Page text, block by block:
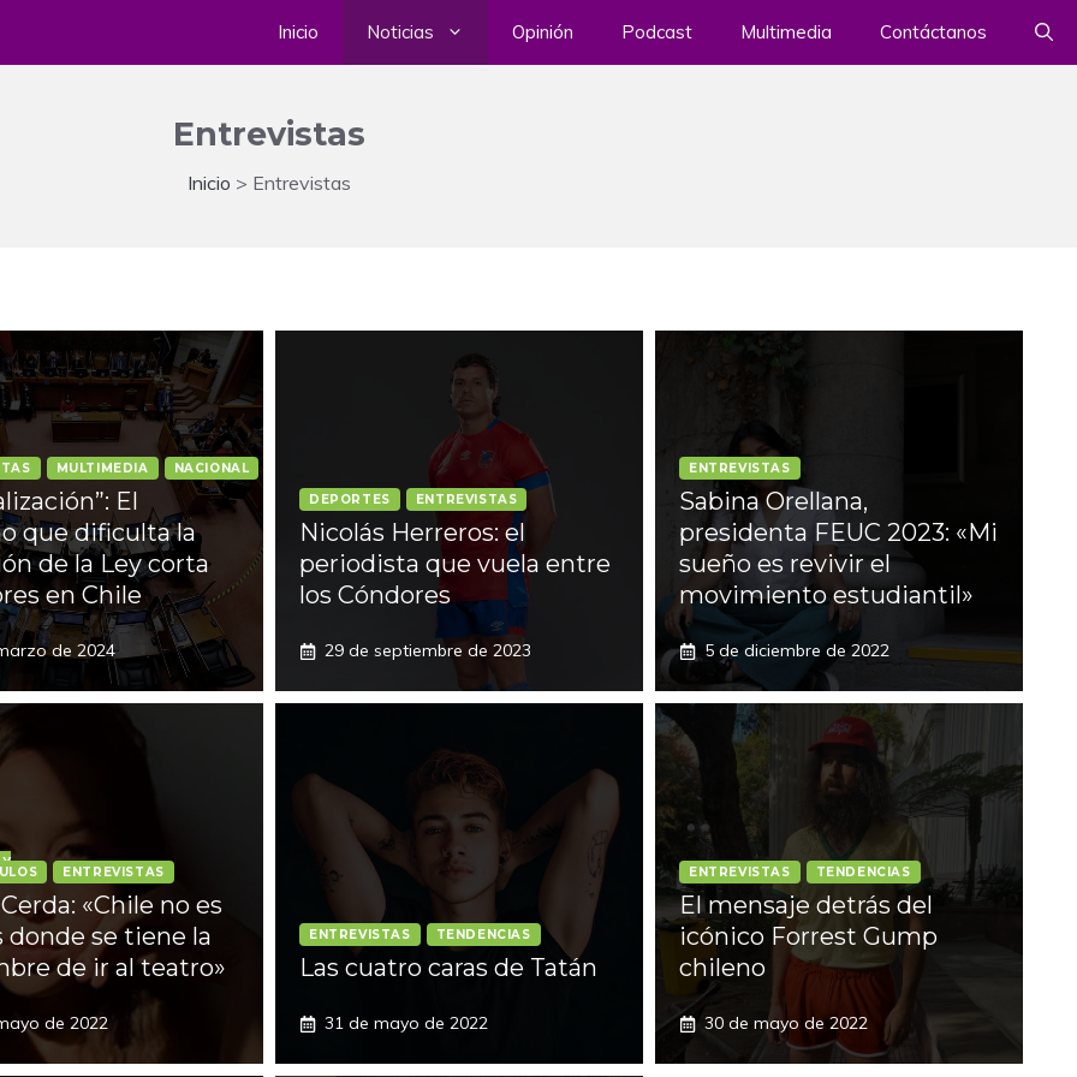
Inicio Noticias Opinión Podcast Multimedia Contáctanos
Entrevistas
Inicio > Entrevistas
MULTIMEDIA NACIONAL POLÍTICA
El
que dificulta la
de la Ley corta
en Chile
de 2024
DEPORTES ENTREVISTAS
Nicolás Herreros: el
periodista que vuela entre
los Cóndores
29 de septiembre de 2023
ENTREVISTAS
Sabina Orellana,
presidenta FEUC 2023: «Mi
sueño es revivir el
movimiento estudiantil»
5 de diciembre de 2022
ENTREVISTAS
«Chile no es
donde se tiene la
de ir al teatro»
de 2022
ENTREVISTAS TENDENCIAS
Las cuatro caras de Tatán
31 de mayo de 2022
ENTREVISTAS TENDENCIAS
El mensaje detrás del
icónico Forrest Gump
chileno
30 de mayo de 2022